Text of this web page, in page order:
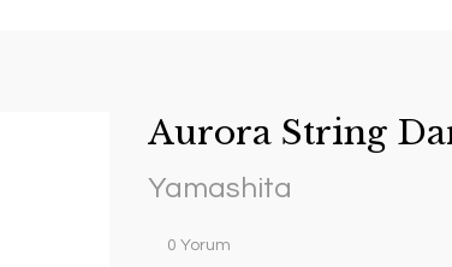
Aurora String
Yamashita
0 Yorum